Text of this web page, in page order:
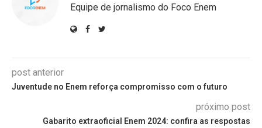
Equipe de jornalismo do Foco Enem
post anterior
Juventude no Enem reforça compromisso com o futuro
próximo post
Gabarito extraoficial Enem 2024: confira as respostas